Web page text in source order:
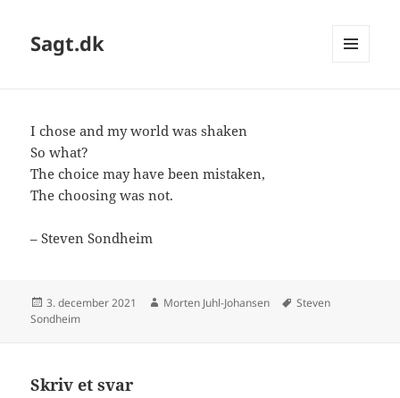
Sagt.dk
I chose and my world was shaken
So what?
The choice may have been mistaken,
The choosing was not.
– Steven Sondheim
Udgivet
i
3. december 2021 Forfatter
Morten Juhl-Johansen Tags
Steven
Sondheim
Skriv et svar